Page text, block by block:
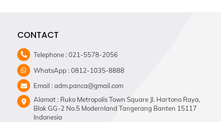
CONTACT
Telephone : 021-5578-2056
WhatsApp : 0812-1035-8888
Email : adm.panca@gmail.com
Alamat : Ruko Metropolis Town Square Jl. Hartono Raya,
Blok GG-2 No.5 Modernland Tangerang Banten 15117
Indonesia